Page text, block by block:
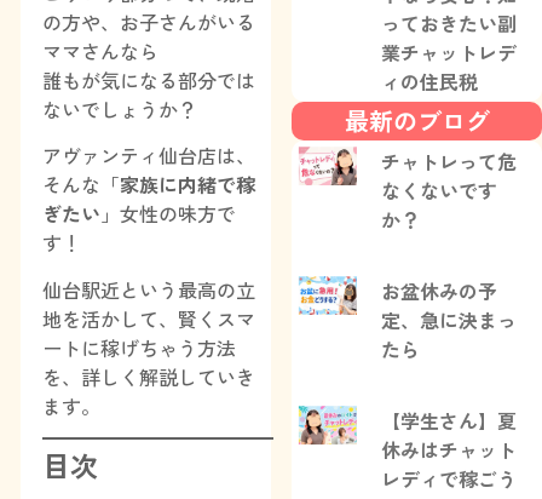
の方や、お子さんがいる
ママさんなら
誰もが気になる部分では
ないでしょうか？
アヴァンティ仙台店は、
そんな「家族に内緒で稼
ぎたい 」女性の味方で
す！
仙台駅近という最高の立
地を活かして、賢くスマ
ートに稼げちゃう方法
を、詳しく解説していき
ます。
目次
っておきたい副
業チャットレデ
ィの住民税
最新のブログ
チャトレって危
なくないです
か？
お盆休みの予
定、急に決まっ
たら
【学生さん】夏
休みはチャット
レディで稼ごう